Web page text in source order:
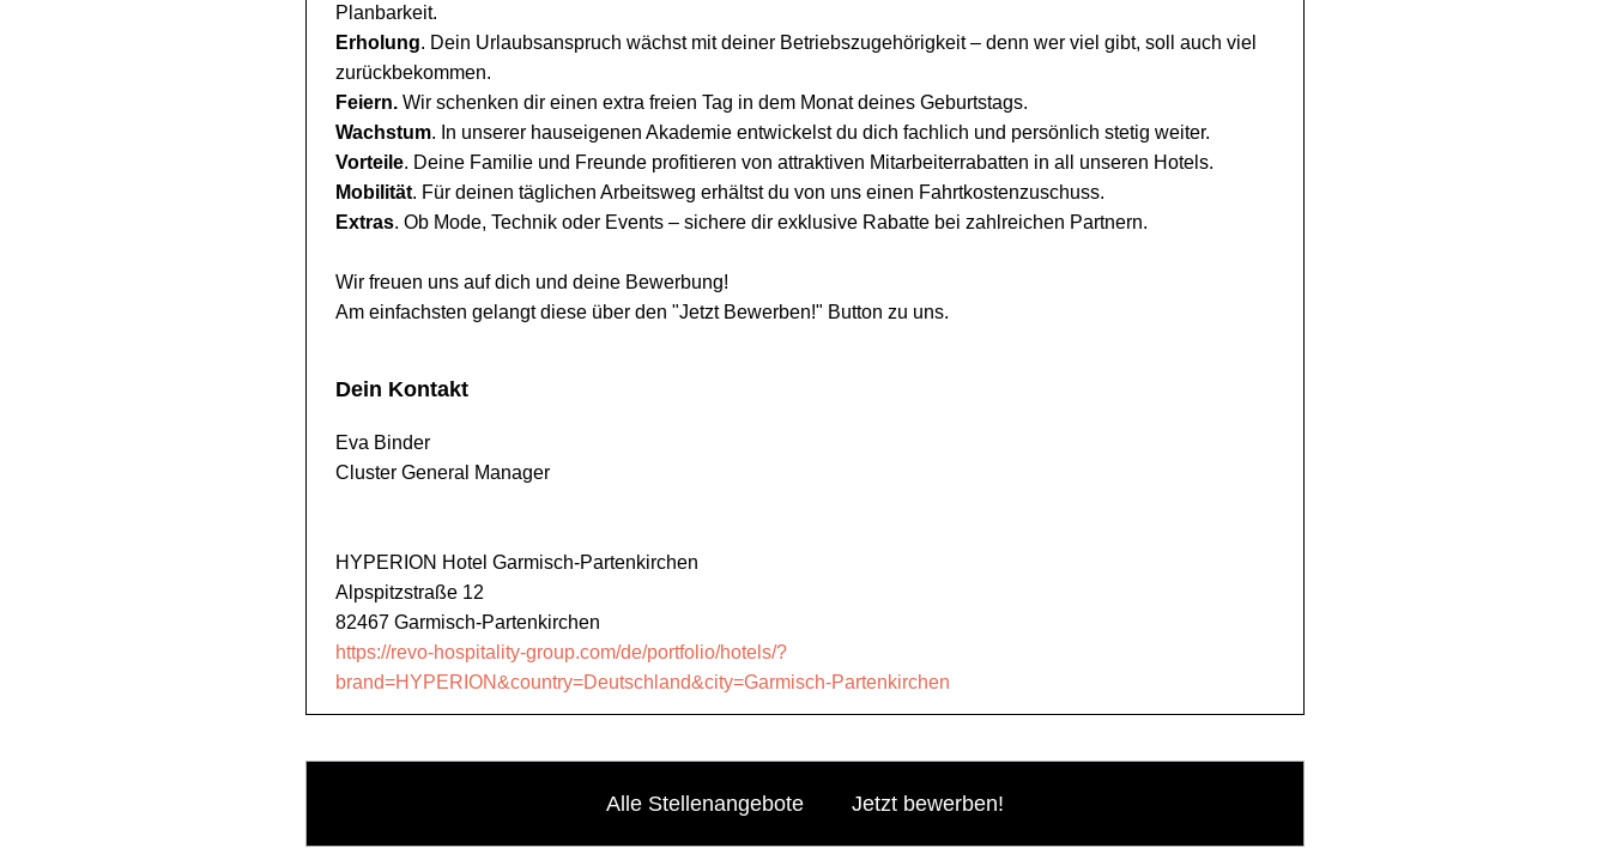
Alle Stellenangebote Jetzt bewerben!
Planbarkeit.
Erholung. Dein Urlaubsanspruch wächst mit deiner Betriebszugehörigkeit – denn wer viel gibt, soll auch viel
zurückbekommen.
Feiern. Wir schenken dir einen extra freien Tag in dem Monat deines Geburtstags.
Wachstum. In unserer hauseigenen Akademie entwickelst du dich fachlich und persönlich stetig weiter.
Vorteile. Deine Familie und Freunde profitieren von attraktiven Mitarbeiterrabatten in all unseren Hotels.
Mobilität. Für deinen täglichen Arbeitsweg erhältst du von uns einen Fahrtkostenzuschuss.
Extras. Ob Mode, Technik oder Events – sichere dir exklusive Rabatte bei zahlreichen Partnern.
Wir freuen uns auf dich und deine Bewerbung!
Am einfachsten gelangt diese über den "Jetzt Bewerben!" Button zu uns.
Dein Kontakt
Eva Binder
Cluster General Manager
HYPERION Hotel Garmisch-Partenkirchen
Alpspitzstraße 12
82467 Garmisch-Partenkirchen
https://revo-hospitality-group.com/de/portfolio/hotels/?
brand=HYPERION&country=Deutschland&city=Garmisch-Partenkirchen